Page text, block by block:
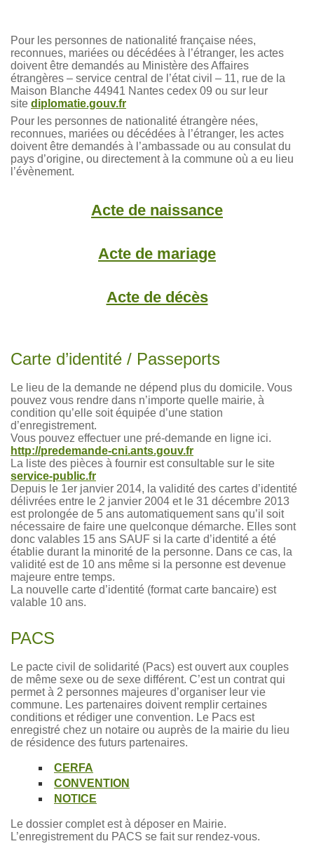
Pour les personnes de nationalité française nées,
reconnues, mariées ou décédées à l’étranger, les actes
doivent être demandés au Ministère des Affaires
étrangères – service central de l’état civil – 11, rue de la
Maison Blanche 44941 Nantes cedex 09 ou sur leur
site diplomatie.gouv.fr
Pour les personnes de nationalité étrangère nées,
reconnues, mariées ou décédées à l’étranger, les actes
doivent être demandés à l’ambassade ou au consulat du
pays d’origine, ou directement à la commune où a eu lieu
l’évènement.
Acte de naissance
Acte de mariage
Acte de décès
Carte d’identité / Passeports
Le lieu de la demande ne dépend plus du domicile. Vous
pouvez vous rendre dans n’importe quelle mairie, à
condition qu’elle soit équipée d’une station
d’enregistrement.
Vous pouvez effectuer une pré-demande en ligne ici.
http://predemande-cni.ants.gouv.fr
La liste des pièces à fournir est consultable sur le site
service-public.fr
Depuis le 1er janvier 2014, la validité des cartes d’identité
délivrées entre le 2 janvier 2004 et le 31 décembre 2013
est prolongée de 5 ans automatiquement sans qu’il soit
nécessaire de faire une quelconque démarche. Elles sont
donc valables 15 ans SAUF si la carte d’identité a été
établie durant la minorité de la personne. Dans ce cas, la
validité est de 10 ans même si la personne est devenue
majeure entre temps.
La nouvelle carte d’identité (format carte bancaire) est
valable 10 ans.
PACS
Le pacte civil de solidarité (Pacs) est ouvert aux couples
de même sexe ou de sexe différent. C’est un contrat qui
permet à 2 personnes majeures d’organiser leur vie
commune. Les partenaires doivent remplir certaines
conditions et rédiger une convention. Le Pacs est
enregistré chez un notaire ou auprès de la mairie du lieu
de résidence des futurs partenaires.
CERFA
CONVENTION
NOTICE
Le dossier complet est à déposer en Mairie.
L’enregistrement du PACS se fait sur rendez-vous.